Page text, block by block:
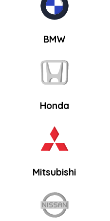
BMW
Honda
Mitsubishi